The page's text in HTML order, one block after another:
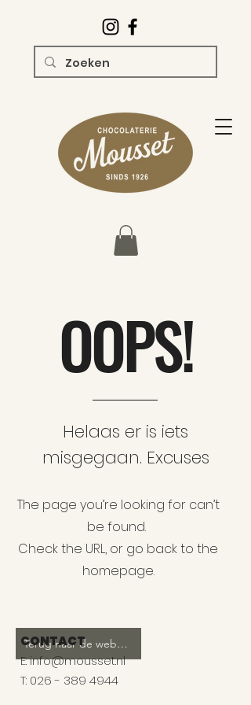
OOPS!
Helaas er is iets
misgegaan. Excuses
The page you’re looking for can’t
be found.
Check the URL, or go back to the
homepage.
Terug naar de website
CONTACT
E:info@mousset.nl
T: 026 - 389 4944